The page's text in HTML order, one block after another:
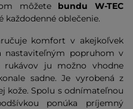
môžete bundu W-TEC
každodenné oblečenie.
komfort v akejkoľvek
nastaviteľným popruhom v
ju možno vhodne
sadne. Je vyrobená z
kože. Spolu s odnímateľnou
ponúka príjemný